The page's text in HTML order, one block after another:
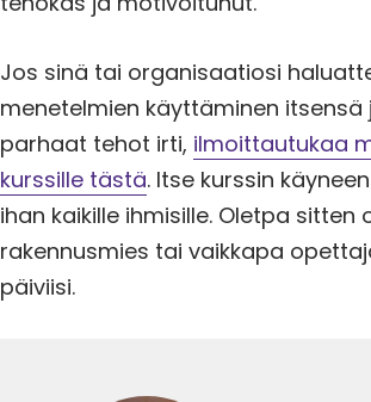
Jos sinä tai organisaatiosi
menetelmien käyttäminen
parhaat tehot irti, ilmoittautukaa
kurssille tästä. Itse kurssin
ihan kaikille ihmisille. Oletpa
rakennusmies tai vaikkapa
päiviisi.